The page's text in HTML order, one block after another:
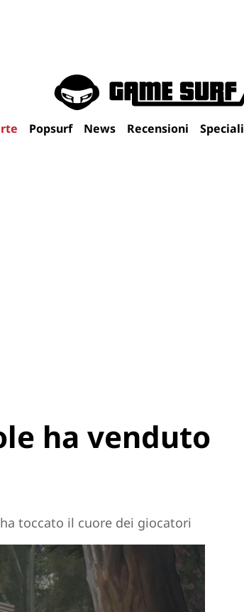
Popsurf News Recensioni Speciali
ha venduto
toccato il cuore dei giocatori